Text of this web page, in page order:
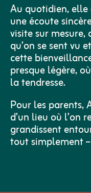
Au quotidien,
une écoute
visite sur
qu’on se sent vu
cette
presque légère,
la tendresse.​
Pour les parents,
d’un lieu où l’on
grandissent
tout simplement